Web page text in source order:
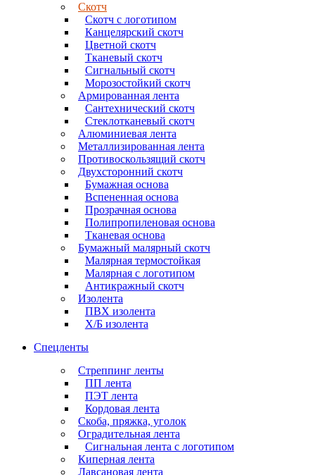
Скотч
Скотч с логотипом
Канцелярский скотч
Цветной скотч
Тканевый скотч
Сигнальный скотч
Морозостойкий скотч
Армированная лента
Сантехнический скотч
Стеклотканевый скотч
Алюминиевая лента
Металлизированная лента
Противоскользящий скотч
Двухсторонний скотч
Бумажная основа
Вспененная основа
Прозрачная основа
Полипропиленовая основа
Тканевая основа
Бумажный малярный скотч
Малярная термостойкая
Малярная с логотипом
Антикражный скотч
Изолента
ПВХ изолента
Х/Б изолента
Спецленты
Стреппинг ленты
ПП лента
ПЭТ лента
Кордовая лента
Скоба, пряжка, уголок
Оградительная лента
Сигнальная лента с логотипом
Киперная лента
Лавсановая лента